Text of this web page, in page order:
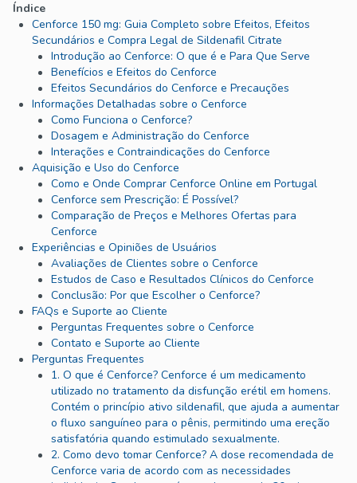
Índice
Cenforce 150 mg: Guia Completo sobre Efeitos, Efeitos
Secundários e Compra Legal de Sildenafil Citrate
Introdução ao Cenforce: O que é e Para Que Serve
Benefícios e Efeitos do Cenforce
Efeitos Secundários do Cenforce e Precauções
Informações Detalhadas sobre o Cenforce
Como Funciona o Cenforce?
Dosagem e Administração do Cenforce
Interações e Contraindicações do Cenforce
Aquisição e Uso do Cenforce
Como e Onde Comprar Cenforce Online em Portugal
Cenforce sem Prescrição: É Possível?
Comparação de Preços e Melhores Ofertas para
Cenforce
Experiências e Opiniões de Usuários
Avaliações de Clientes sobre o Cenforce
Estudos de Caso e Resultados Clínicos do Cenforce
Conclusão: Por que Escolher o Cenforce?
FAQs e Suporte ao Cliente
Perguntas Frequentes sobre o Cenforce
Contato e Suporte ao Cliente
Perguntas Frequentes
1. O que é Cenforce? Cenforce é um medicamento
utilizado no tratamento da disfunção erétil em homens.
Contém o princípio ativo sildenafil, que ajuda a aumentar
o fluxo sanguíneo para o pênis, permitindo uma ereção
satisfatória quando estimulado sexualmente.
2. Como devo tomar Cenforce? A dose recomendada de
Cenforce varia de acordo com as necessidades